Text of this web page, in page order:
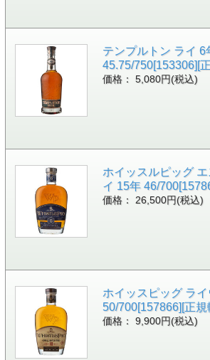
テンプルトン ライ 6
45.75/750[153306][
価格： 5,080円(税込)
ホイッスルピッグ
イ 15年 46/
価格： 26,500円(税込)
ホイッスピッグ ラ
50/700[157866][正規
価格： 9,900円(税込)